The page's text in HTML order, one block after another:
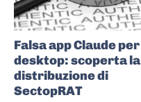
Falsa app Claude per
desktop: scoperta la
distribuzione di
SectopRAT